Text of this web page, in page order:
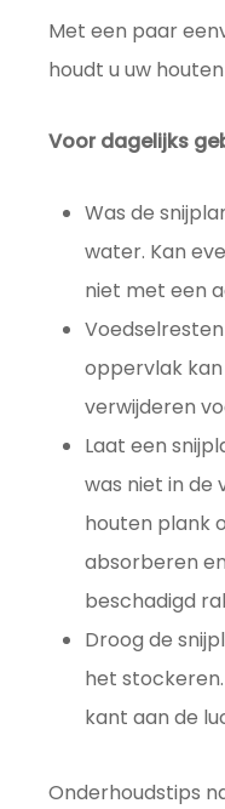
Met een paar
houdt u uw
Voor dagelijks
Was de
water. Kan
niet met een
oppervlak
verwijderen
Laat een
was niet in de
houten plank
absorberen
beschadigd
Droog de
het
kant aan de
Onderhoudstips